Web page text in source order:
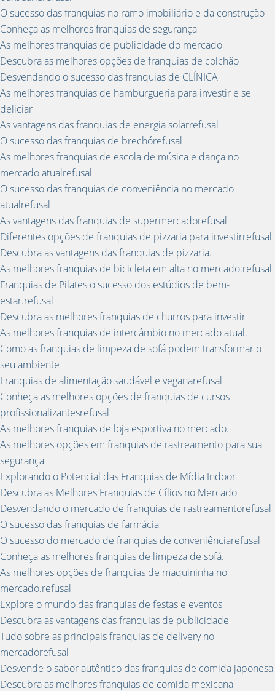
O sucesso das franquias no ramo imobiliário e da construção
Conheça as melhores franquias de segurança
As melhores franquias de publicidade do mercado
Descubra as melhores opções de franquias de colchão
Desvendando o sucesso das franquias de CLÍNICA
As melhores franquias de hamburgueria para investir e se
deliciar
As vantagens das franquias de energia solarrefusal
O sucesso das franquias de brechórefusal
As melhores franquias de escola de música e dança no
mercado atualrefusal
O sucesso das franquias de conveniência no mercado
atualrefusal
As vantagens das franquias de supermercadorefusal
Diferentes opções de franquias de pizzaria para investirrefusal
Descubra as vantagens das franquias de pizzaria.
As melhores franquias de bicicleta em alta no mercado.refusal
Franquias de Pilates o sucesso dos estúdios de bem-
estar.refusal
Descubra as melhores franquias de churros para investir
As melhores franquias de intercâmbio no mercado atual.
Como as franquias de limpeza de sofá podem transformar o
seu ambiente
Franquias de alimentação saudável e veganarefusal
Conheça as melhores opções de franquias de cursos
profissionalizantesrefusal
As melhores franquias de loja esportiva no mercado.
As melhores opções em franquias de rastreamento para sua
segurança
Explorando o Potencial das Franquias de Mídia Indoor
Descubra as Melhores Franquias de Cílios no Mercado
Desvendando o mercado de franquias de rastreamentorefusal
O sucesso das franquias de farmácia
O sucesso do mercado de franquias de conveniênciarefusal
Conheça as melhores franquias de limpeza de sofá.
As melhores opções de franquias de maquininha no
mercado.refusal
Explore o mundo das franquias de festas e eventos
Descubra as vantagens das franquias de publicidade
Tudo sobre as principais franquias de delivery no
mercadorefusal
Desvende o sabor autêntico das franquias de comida japonesa
Descubra as melhores franquias de comida mexicana